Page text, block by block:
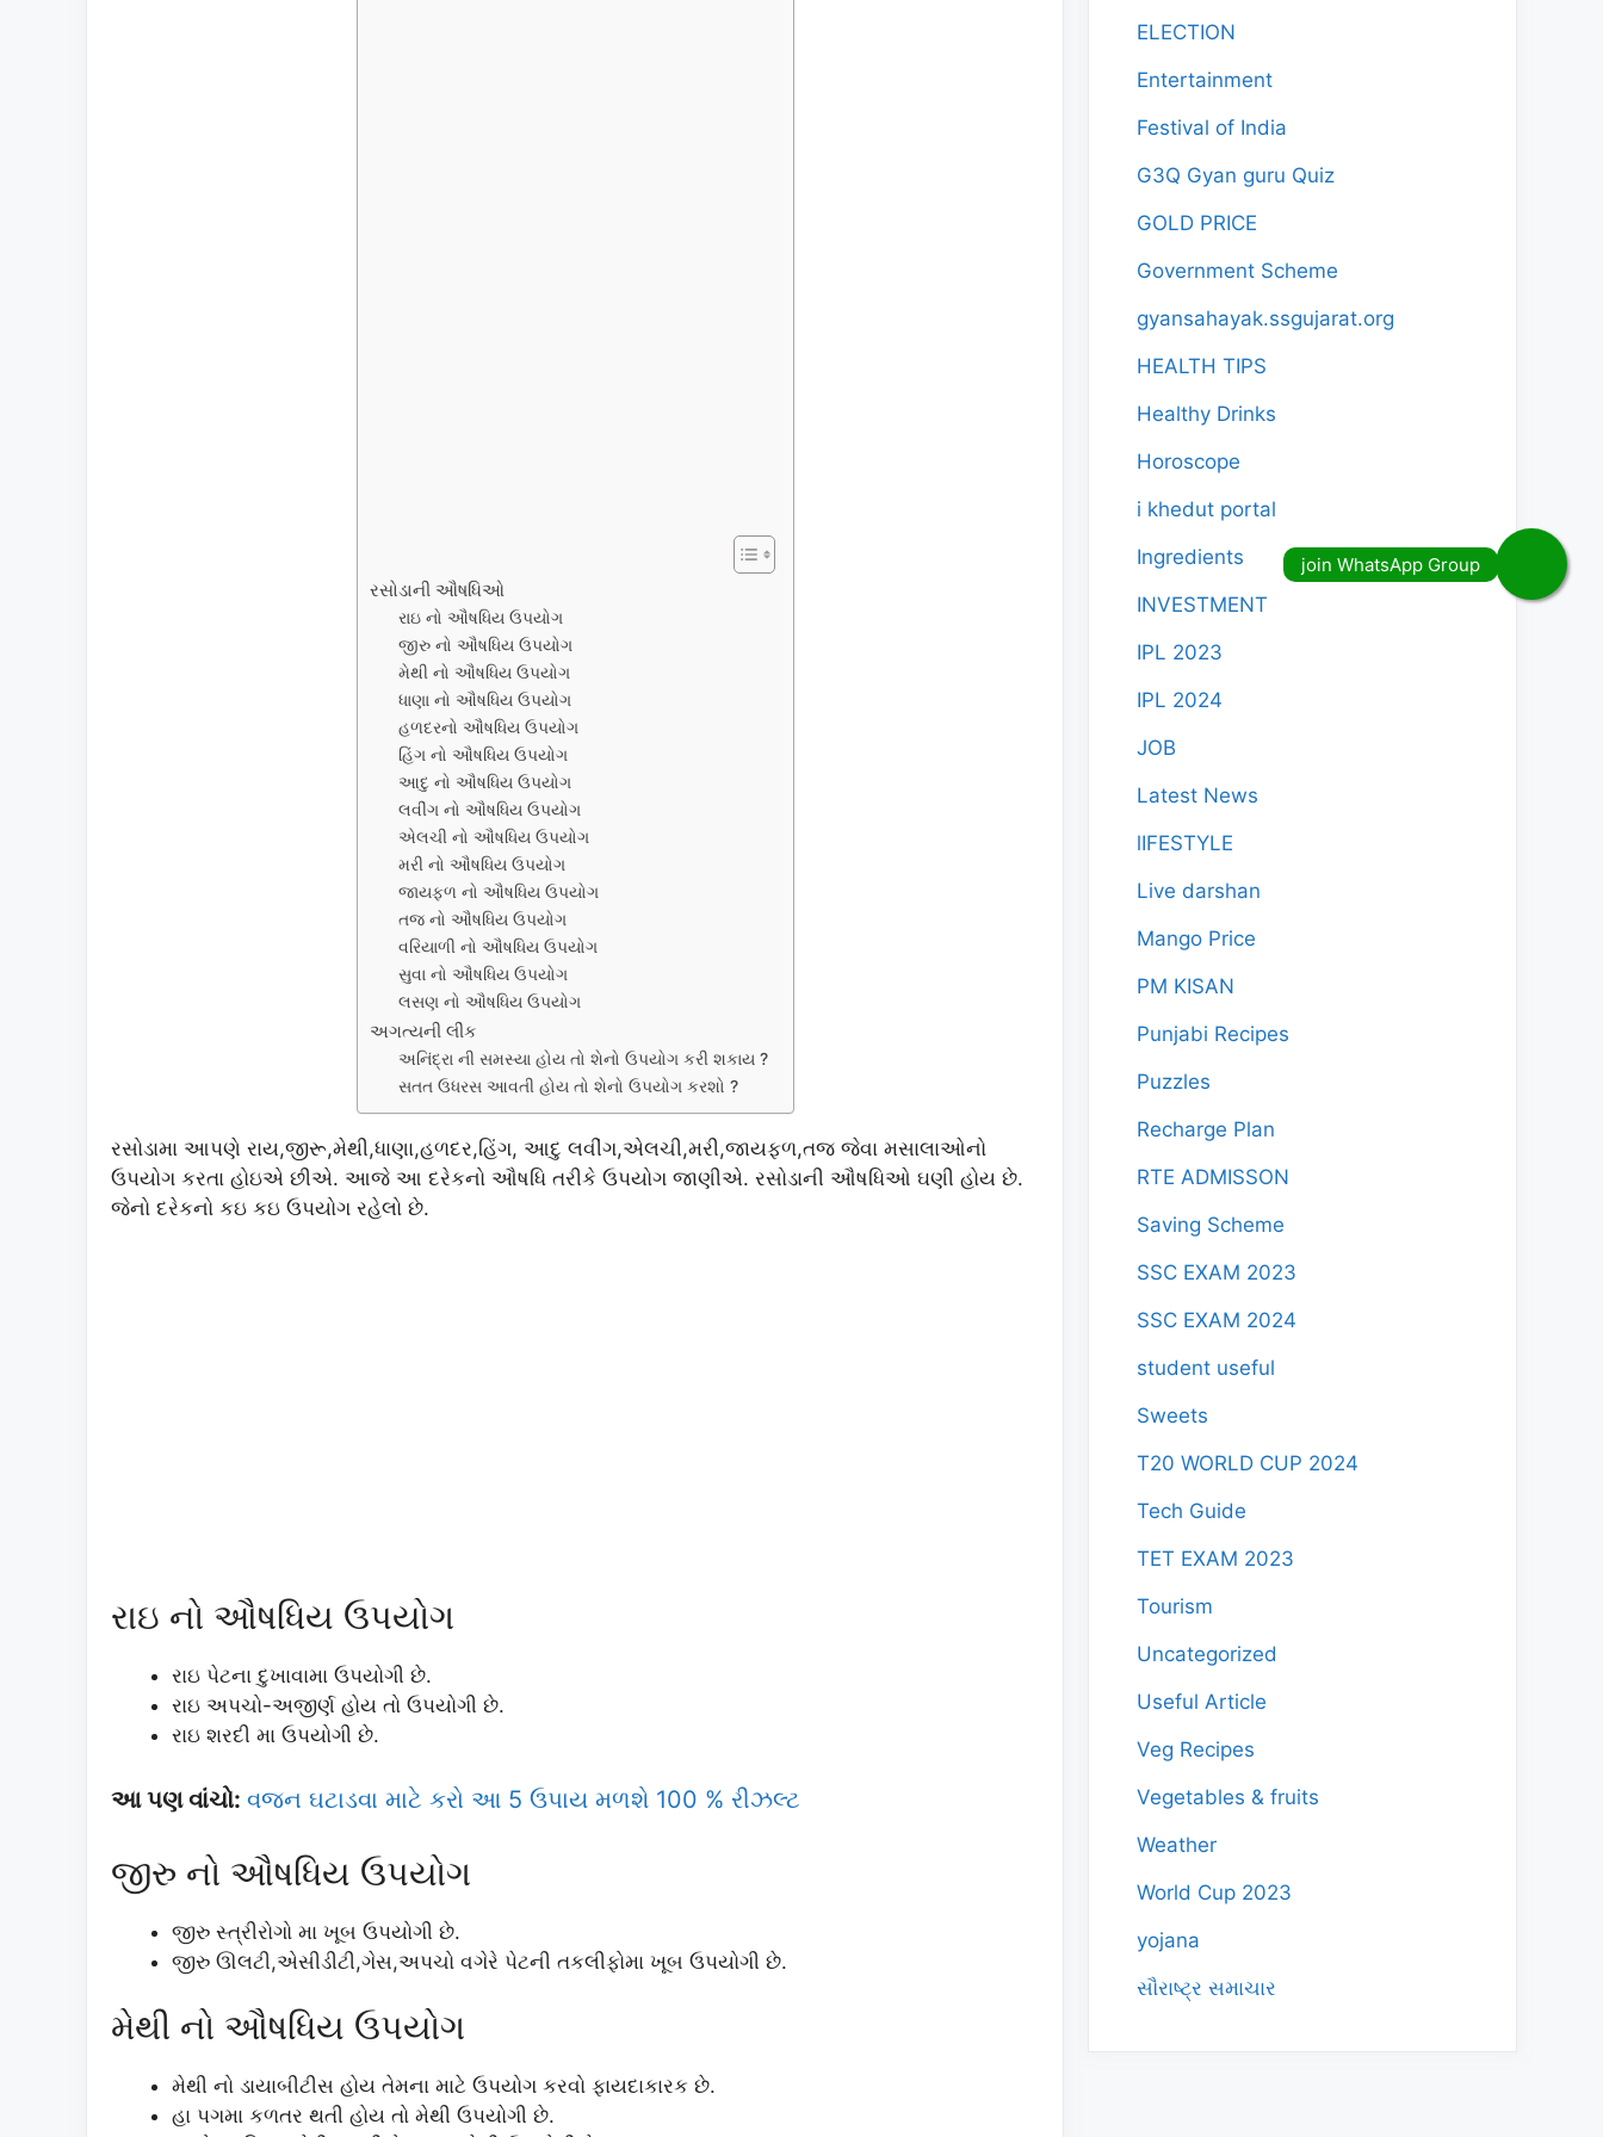
રસોડાની ઔષધિઓ
રાઇ નો ઔષધિય ઉપયોગ
જીરુ નો ઔષધિય ઉપયોગ
મેથી નો ઔષધિય ઉપયોગ
ધાણા નો ઔષધિય ઉપયોગ
હળદરનો ઔષધિય ઉપયોગ
હિંગ નો ઔષધિય ઉપયોગ
આદુ નો ઔષધિય ઉપયોગ
લવીંગ નો ઔષધિય ઉપયોગ
એલચી નો ઔષધિય ઉપયોગ
મરી નો ઔષધિય ઉપયોગ
જાયફળ નો ઔષધિય ઉપયોગ
તજ નો ઔષધિય ઉપયોગ
વરિયાળી નો ઔષધિય ઉપયોગ
સુવા નો ઔષધિય ઉપયોગ
લસણ નો ઔષધિય ઉપયોગ
અગત્યની લીંક
અનિંદ્રા ની સમસ્યા હોય તો શેનો ઉપયોગ કરી શકાય ?
સતત ઉધરસ આવતી હોય તો શેનો ઉપયોગ કરશો ?
રસોડામા આપણે રાય,જીરૂ,મેથી,ધાણા,હળદર,હિંગ, આદુ લવીંગ,એલચી,મરી,જાયફળ,તજ જેવા મસાલાઓનો
ઉપયોગ કરતા હોઇએ છીએ. આજે આ દરેકનો ઔષધિ તરીકે ઉપયોગ જાણીએ. રસોડાની ઔષધિઓ ઘણી હોય છે.
જેનો દરેકનો કઇ કઇ ઉપયોગ રહેલો છે.
રાઇ નો ઔષધિય ઉપયોગ
રાઇ પેટના દુખાવામા ઉપયોગી છે.
રાઇ અપચો-અજીર્ણ હોય તો ઉપયોગી છે.
રાઇ શરદી મા ઉપયોગી છે.
આ પણ વાંચો: વજન ઘટાડવા માટે કરો આ 5 ઉપાય મળશે 100 % રીઝલ્ટ
જીરુ નો ઔષધિય ઉપયોગ
જીરુ સ્ત્રીરોગો મા ખૂબ ઉપયોગી છે.
જીરુ ઊલટી,એસીડીટી,ગેસ,અપચો વગેરે પેટની તકલીફોમા ખૂબ ઉપયોગી છે.
મેથી નો ઔષધિય ઉપયોગ
મેથી નો ડાયાબીટીસ હોય તેમના માટે ઉપયોગ કરવો ફાયદાકારક છે.
હા પગમા કળતર થતી હોય તો મેથી ઉપયોગી છે.
ELECTION
Entertainment
Festival of India
G3Q Gyan guru Quiz
GOLD PRICE
Government Scheme
gyansahayak.ssgujarat.org
HEALTH TIPS
Healthy Drinks
Horoscope
i khedut portal
Ingredients
INVESTMENT
IPL 2023
IPL 2024
JOB
Latest News
lIFESTYLE
Live darshan
Mango Price
PM KISAN
Punjabi Recipes
Puzzles
Recharge Plan
RTE ADMISSON
Saving Scheme
SSC EXAM 2023
SSC EXAM 2024
student useful
Sweets
T20 WORLD CUP 2024
Tech Guide
TET EXAM 2023
Tourism
Uncategorized
Useful Article
Veg Recipes
Vegetables & fruits
Weather
World Cup 2023
yojana
સૌરાષ્ટ્ર સમાચાર